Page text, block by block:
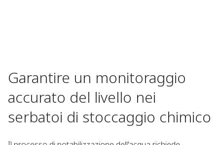
Garantire un monitoraggio
accurato del livello nei
serbatoi di stoccaggio chimico